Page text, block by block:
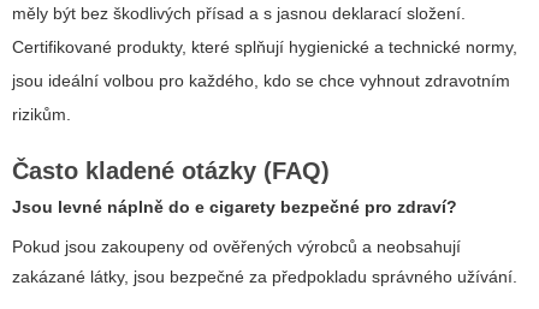
měly být bez škodlivých přísad a s jasnou deklarací složení.
Certifikované produkty, které splňují hygienické a technické normy,
jsou ideální volbou pro každého, kdo se chce vyhnout zdravotním
rizikům.
Často kladené otázky (FAQ)
Jsou levné náplně do e cigarety bezpečné pro zdraví?
Pokud jsou zakoupeny od ověřených výrobců a neobsahují
zakázané látky, jsou bezpečné za předpokladu správného užívání.